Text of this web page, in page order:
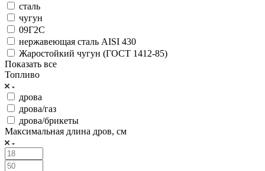
сталь
чугун
09Г2С
нержавеющая сталь AISI 430
Жаростойкий чугун (ГОСТ 1412-85)
Показать все
Топливо
дрова
дрова/газ
дрова/брикеты
Максимальная длина дров, см